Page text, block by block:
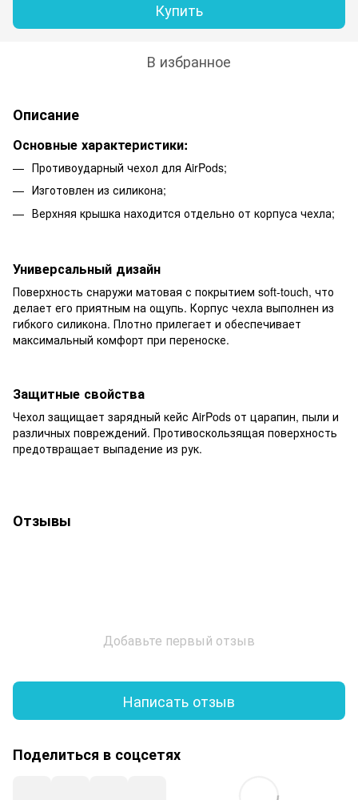
Купить
В избранное
Описание
Основные характеристики:
Противоударный чехол для AirPods;
Изготовлен из силикона;
Верхняя крышка находится отдельно от корпуса чехла;
Универсальный дизайн
Поверхность снаружи матовая с покрытием soft-touch, что
делает его приятным на ощупь. Корпус чехла выполнен из
гибкого силикона. Плотно прилегает и обеспечивает
максимальный комфорт при переноске.
Защитные свойства
Чехол защищает зарядный кейс AirPods от царапин, пыли и
различных повреждений. Противоскользящая поверхность
предотвращает выпадение из рук.
Отзывы
Добавьте первый отзыв
Написать отзыв
Поделиться в соцсетях